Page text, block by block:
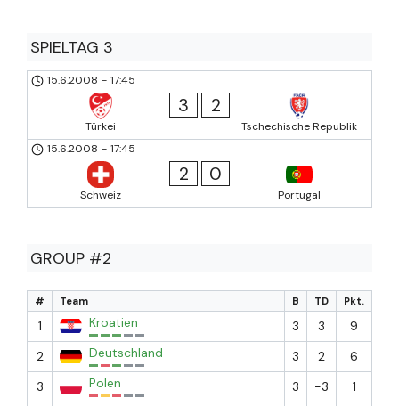
SPIELTAG 3
15.6.2008 - 17:45
Türkei
3 2
Tschechische Republik
15.6.2008 - 17:45
Schweiz
2 0
Portugal
GROUP #2
# Team B TD Pkt.
1 Kroatien 3 3
9
2
Deutschland 3 2
6
3
Polen 3 -3
1